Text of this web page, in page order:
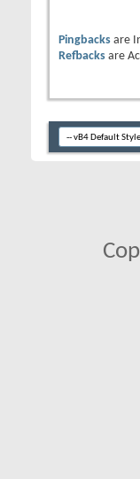
Pingbacks are
Refbacks are